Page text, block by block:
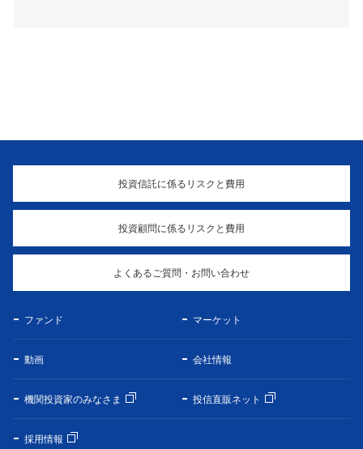
投資信託に係るリスクと費用
投資顧問に係るリスクと費用
よくあるご質問・お問い合わせ
ファンド マーケット
動画 会社情報
機関投資家のみなさま 投信直販ネット
採用情報